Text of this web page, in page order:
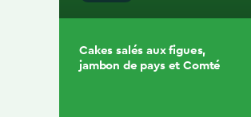
Cakes salés aux figues,
jambon de pays et Comté